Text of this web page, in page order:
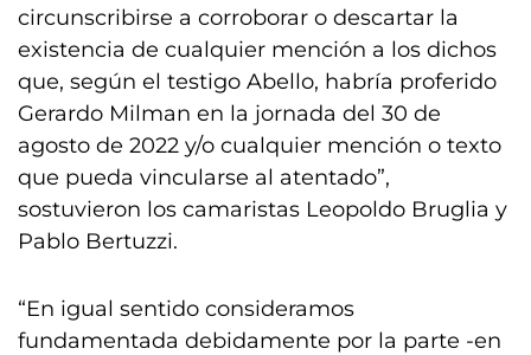
circunscribirse a corroborar o descartar la
existencia de cualquier mención a los dichos
que, según el testigo Abello, habría proferido
Gerardo Milman en la jornada del 30 de
agosto de 2022 y/o cualquier mención o texto
que pueda vincularse al atentado”,
sostuvieron los camaristas Leopoldo Bruglia y
Pablo Bertuzzi.
“En igual sentido consideramos
fundamentada debidamente por la parte -en